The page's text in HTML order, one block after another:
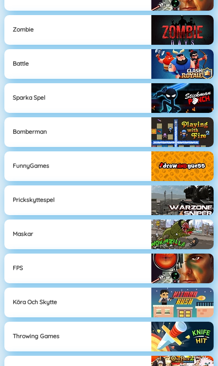
Zombie
Battle
Sparka Spel
Bomberman
FunnyGames
Prickskyttespel
Maskar
FPS
Köra Och Skytte
Throwing Games